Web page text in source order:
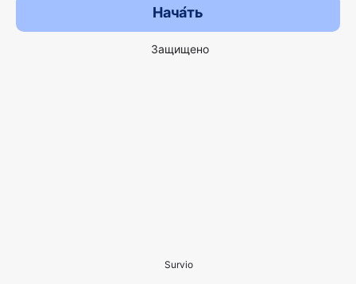
Нача́ть
Защищено
Survio